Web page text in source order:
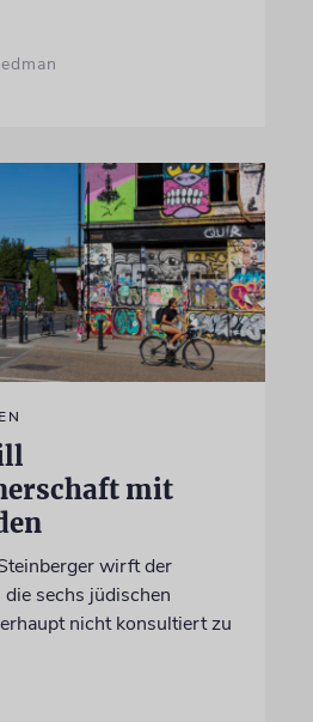
mit
wirft der
sechs jüdischen
nicht konsultiert zu